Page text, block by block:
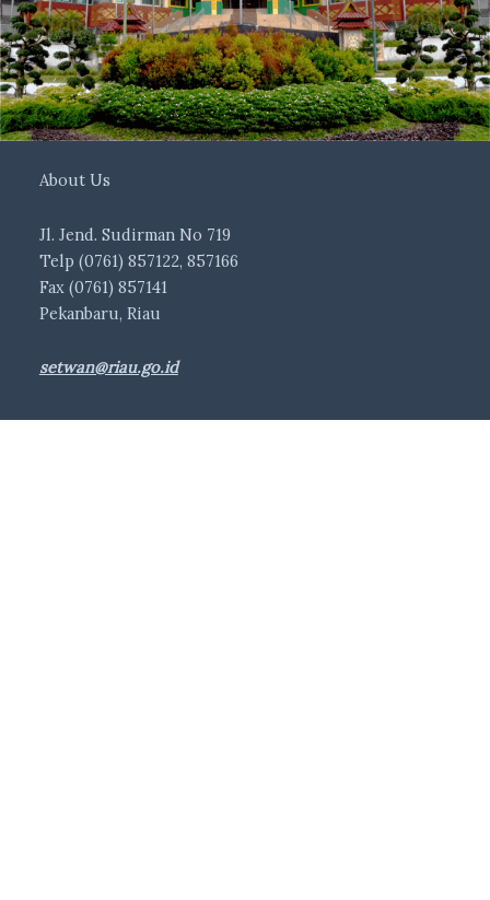
About Us
Jl. Jend. Sudirman No 719
Telp (0761) 857122, 857166
Fax (0761) 857141
Pekanbaru, Riau
setwan@riau.go.id